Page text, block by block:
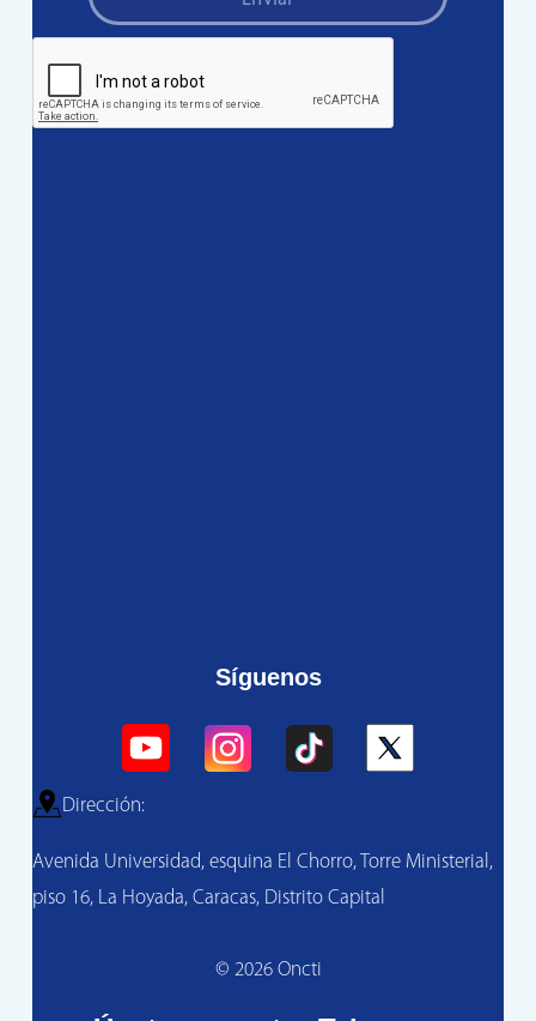
Síguenos
Dirección:
Avenida Universidad, esquina El Chorro, Torre Ministerial,
piso 16, La Hoyada, Caracas, Distrito Capital
© 2026 Oncti